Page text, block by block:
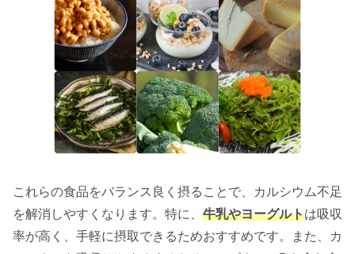
これらの食品をバランス良く摂ることで、カルシウム不足
を解消しやすくなります。特に、 牛乳やヨーグルトは吸収
率が高く、手軽に摂取できるためおすすめです。また、カ